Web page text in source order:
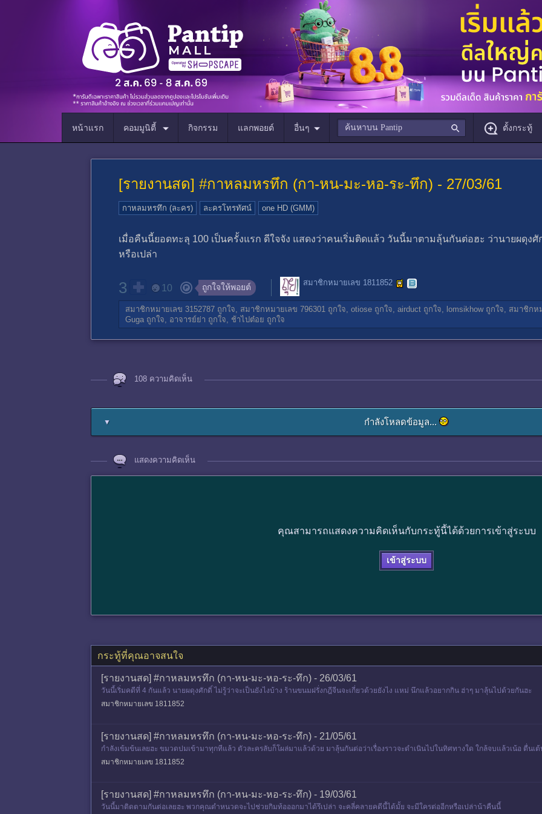
หน้าแรก คอมมูนิตี้ กิจกรรม แลกพอยต์ อื่นๆ ตั้งกระทู้
[รายงานสด] #กาหลมหรทึก (กา-หน-มะ-หอ-ระ-ทึก) - 27/03/61
กาหลมหรทึก (ละคร) ละครโทรทัศน์ one HD (GMM)
เมื่อคืนนี้ยอดทะลุ 100 เป็นครั้งแรก ดีใจจัง แสดงว่าคนเริ่มติดแล้ว วันนี้มาตามลุ้นกันต่อฮะ ว่านายผดุง
หรือเปล่า
3 10 ถูกใจให้พอยต์ สมาชิกหมายเลข 1811852
สมาชิกหมายเลข 3152787 ถูกใจ, สมาชิกหมายเลข 796301 ถูกใจ, otiose ถูกใจ, airduct ถูกใจ, lomsikhowถูกใจ, สมาชิกห
Guga ถูกใจ, อาจารย์ย่า ถูกใจ, ช้าไปต๋อย ถูกใจ
108 ความคิดเห็น
▼ กำลังโหลดข้อมูล...
แสดงความคิดเห็น
คุณสามารถแสดงความคิดเห็นกับกระทู้นี้ได้ด้วยการเข้าสู่ระบบ
เข้าสู่ระบบ
กระทู้ที่คุณอาจสนใจ
[รายงานสด] #กาหลมหรทึก (กา-หน-มะ-หอ-ระ-ทึก) - 26/03/61
วันนี้เริ่มคดีที่ 4 กันแล้ว นายผดุงศักดิ์ ไม่รู้ว่าจะเป็นยังไงบ้าง ร้านขนมฝรั่งกฎีจีนจะเกี่ยวด้วยยังไง แหม่ นึกแล้วอยากกิน ฮ่าๆ มาลุ้นไปด้วยกันฮะ
สมาชิกหมายเลข 1811852
[รายงานสด] #กาหลมหรทึก (กา-หน-มะ-หอ-ระ-ทึก) - 21/05/61
กำลังเข้มข้นเลยฮะ ขมวดปมเข้ามาทุกทีแล้ว ตัวละครลับก็โผล่มาแล้วด้วย มาลุ้นกันต่อว่าเรื่องราวจะดำเนินไปในทิศทางใด ใกล้จบแล้วเน้อ ตื่นเ
สมาชิกหมายเลข 1811852
[รายงานสด] #กาหลมหรทึก (กา-หน-มะ-หอ-ระ-ทึก) - 19/03/61
วันนี้มาติดตามกันต่อเลยฮะ พวกคุณตำหนวดจะไปช่วยกิมท้อออกมาได้รึเปล่า จะคลี่คลายคดีนี้ได้มั้ย จะมีใครต่ออีกหรือเปล่าน้าคืนนี้